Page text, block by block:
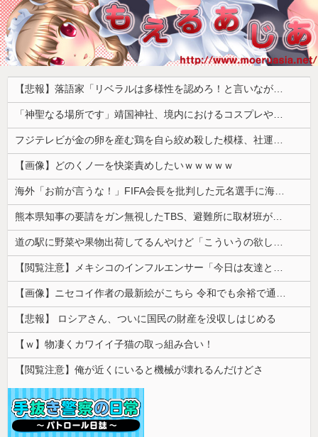
【悲報】落語家「リベラルは多様性を認めろ！と言いながら自分達と違う意見には執拗に攻撃してくる！」ｗｗｗｗｗｗｗｗｗｗｗｗｗｗ
「神聖なる場所です」靖国神社、境内におけるコスプレや軍装の禁止を発表
フジテレビが金の卵を産む鶏を自ら絞め殺した模様、社運を賭けたドル箱コンテンツが御蔵入りになってしまい……
【画像】どのくノ一を快楽責めしたいｗｗｗｗｗ
海外「お前が言うな！」FIFA会長を批判した元名選手に海外から猛反発！（海外の反応）
熊本県知事の要請をガン無視したTBS、避難所に取材班が押し入ってプライバシーに全く配慮しない報道を……
道の駅に野菜や果物出荷してるんやけど「こういうの欲しい」とかある？
【閲覧注意】メキシコのインフルエンサー「今日は友達と配達員のアルバイトを体験してみるよ！！」←結果・・・
【画像】ニセコイ作者の最新絵がこちら 令和でも余裕で通用するｗｗｗｗｗ
【悲報】 ロシアさん、ついに国民の財産を没収しはじめる
【ｗ】物凄くカワイイ子猫の取っ組み合い！
【閲覧注意】俺が近くにいると機械が壊れるんだけどさ